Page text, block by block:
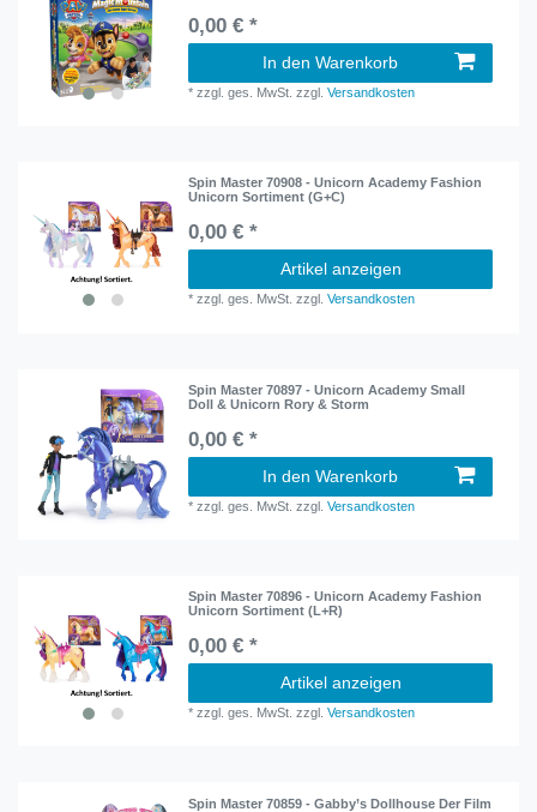
0,00 € *
In den Warenkorb
*zzgl. ges. MwSt. zzgl.Versandkosten
Spin Master 70908 - Unicorn Academy Fashion
Unicorn Sortiment (G+C)
0,00 € *
Artikel anzeigen
*zzgl. ges. MwSt. zzgl.Versandkosten
Spin Master 70897 - Unicorn Academy Small
Doll & Unicorn Rory & Storm
0,00 € *
In den Warenkorb
*zzgl. ges. MwSt. zzgl.Versandkosten
Spin Master 70896 - Unicorn Academy Fashion
Unicorn Sortiment (L+R)
0,00 € *
Artikel anzeigen
*zzgl. ges. MwSt. zzgl.Versandkosten
Spin Master 70859 - Gabby’s Dollhouse Der Film